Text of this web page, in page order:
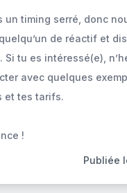
un timing serré, donc
de réactif et
Si tu es intéressé(e),
avec quelques
et tes tarifs.
!
Publiée